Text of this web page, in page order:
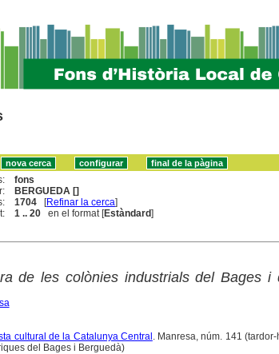
fons
BERGUEDA []
1704 [Refinar la cerca]
1 .. 20 en el format [Estàndard]
de les colònies industrials del Bages i
cultural de la Catalunya Central. Manresa, núm. 141
del Bages i Berguedà)